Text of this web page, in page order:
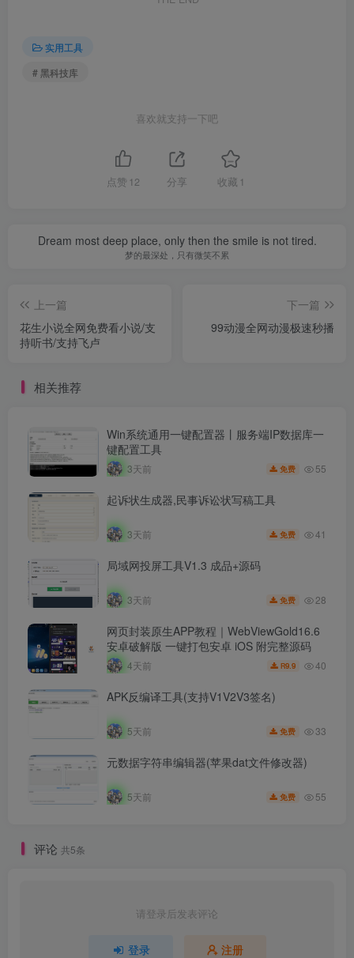
实用工具
# 黑科技库
喜欢就支持一下吧
点赞 12 分享 收藏 1
Dream most deep place, only then the smile is not tired.
梦的最深处，只有微笑不累
上一篇
花生小说全网免费看小说/支
持听书/支持飞卢
下一篇
99动漫全网动漫极速秒播
相关推荐
Win系统通用一键配置器丨服务端IP数据库一
键配置工具
3天前 免费 55
起诉状生成器,民事诉讼状写稿工具
3天前 免费 41
局域网投屏工具V1.3 成品+源码
3天前 免费 28
网页封装原生APP教程｜WebViewGold16.6
安卓破解版 一键打包安卓 iOS 附完整源码
4天前 R9.9 40
APK反编译工具(支持V1V2V3签名)
5天前 免费 33
元数据字符串编辑器(苹果dat文件修改器)
5天前 免费 55
评论 共5条
请登录后发表评论
登录 注册